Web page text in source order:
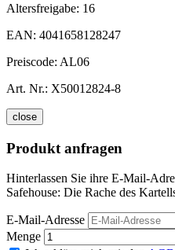
Altersfreigabe: 16
EAN: 4041658128247
Preiscode: AL06
Art. Nr.: X50012824-8
close
Produkt anfragen
Hinterlassen Sie ihre E-Mail-
Safehouse: Die Rache des
E-Mail-Adresse
Menge